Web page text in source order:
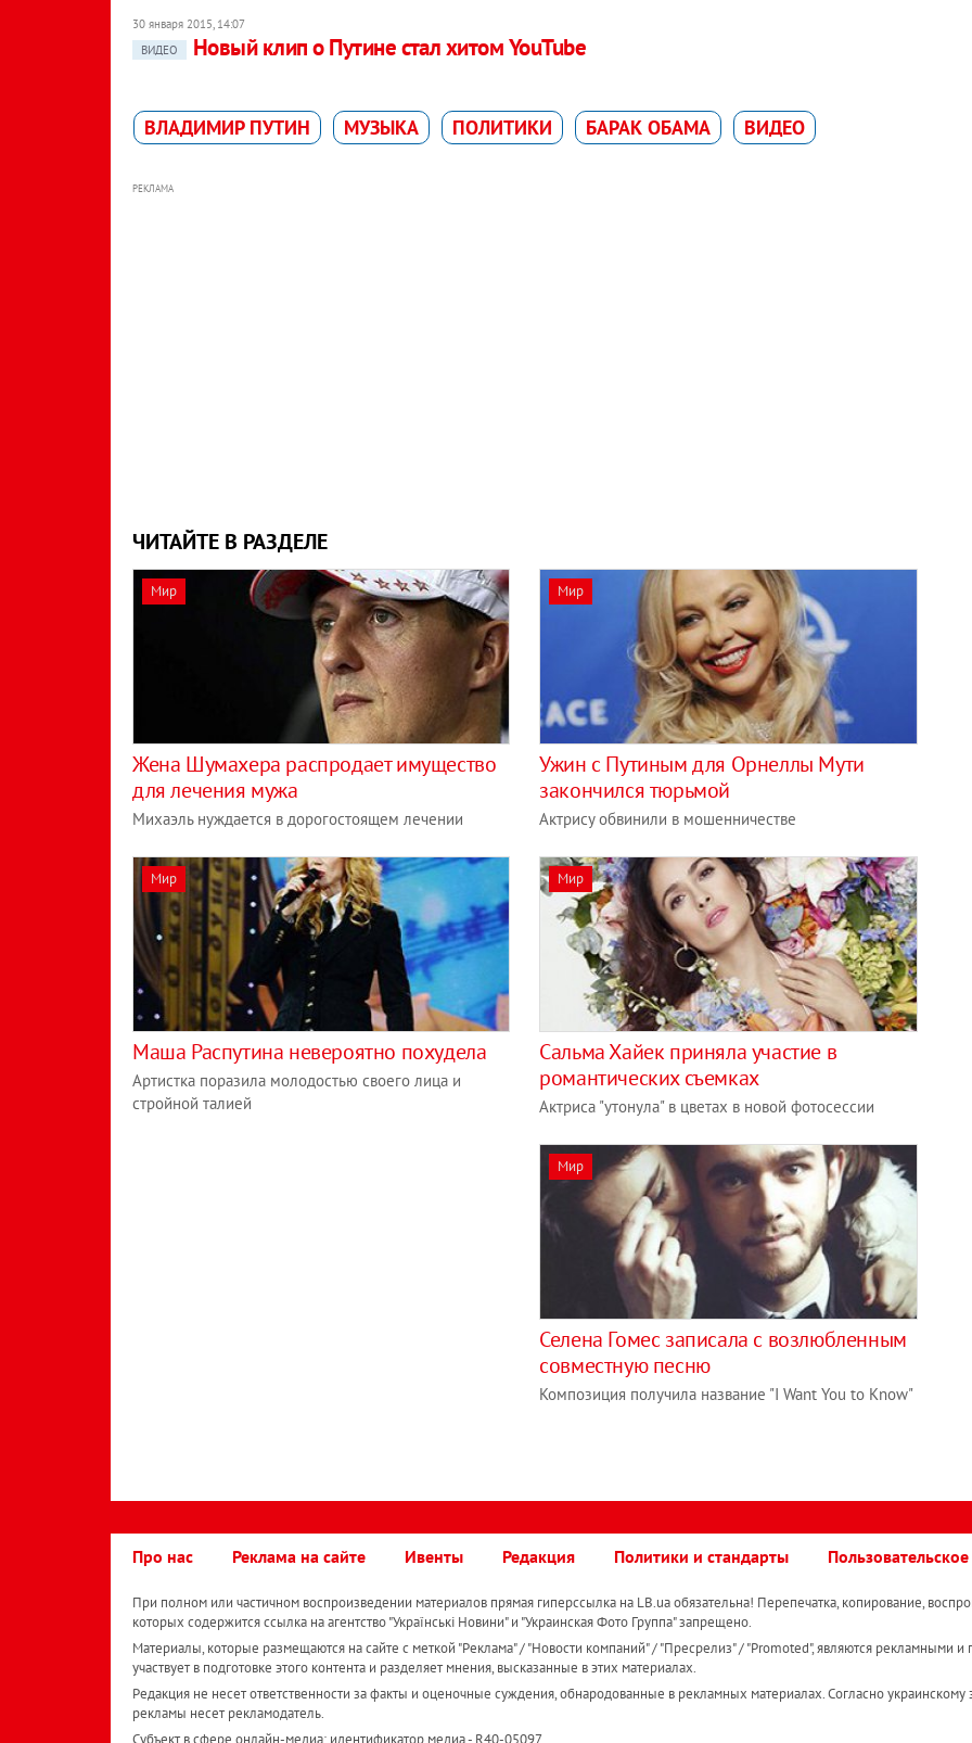
30 января 2015, 14:07
ВИДЕО
Новый клип о Путине стал хитом YouTube
ВЛАДИМИР ПУТИН МУЗЫКА ПОЛИТИКИ БАРАК ОБАМА ВИДЕО
РЕКЛАМА
ЧИТАЙТЕ В РАЗДЕЛЕ
Мир
Жена Шумахера распродает имущество
для лечения мужа
Михаэль нуждается в дорогостоящем лечении
Мир
Ужин с Путиным для Орнеллы Мути
закончился тюрьмой
Актрису обвинили в мошенничестве
Мир
Маша Распутина невероятно похудела
Артистка поразила молодостью своего лица и
стройной талией
Мир
Сальма Хайек приняла участие в
романтических съемках
Актриса "утонула" в цветах в новой фотосессии
Мир
Селена Гомес записала с возлюбленным
совместную песню
Композиция получила название "I Want You to Know"
Про нас Реклама на сайте Ивенты Редакция Политики и стандарты
При полном или частичном воспроизведении материалов прямая гиперссылка на LB.ua обязательна! Перепечатка, копирование,
которых содержится ссылка на агентство "Українськi Новини" и "Украинская Фото Группа" запрещено.
Материалы, которые размещаются на сайте с меткой "Реклама" / "Новости компаний" / "Пресрелиз" / "Promoted", являются рекламными и
участвует в подготовке этого контента и разделяет мнения, высказанные в этих материалах.
Редакция не несет ответственности за факты и оценочные суждения, обнародованные в рекламных материалах. Согласно украинскому
рекламы несет рекламодатель.